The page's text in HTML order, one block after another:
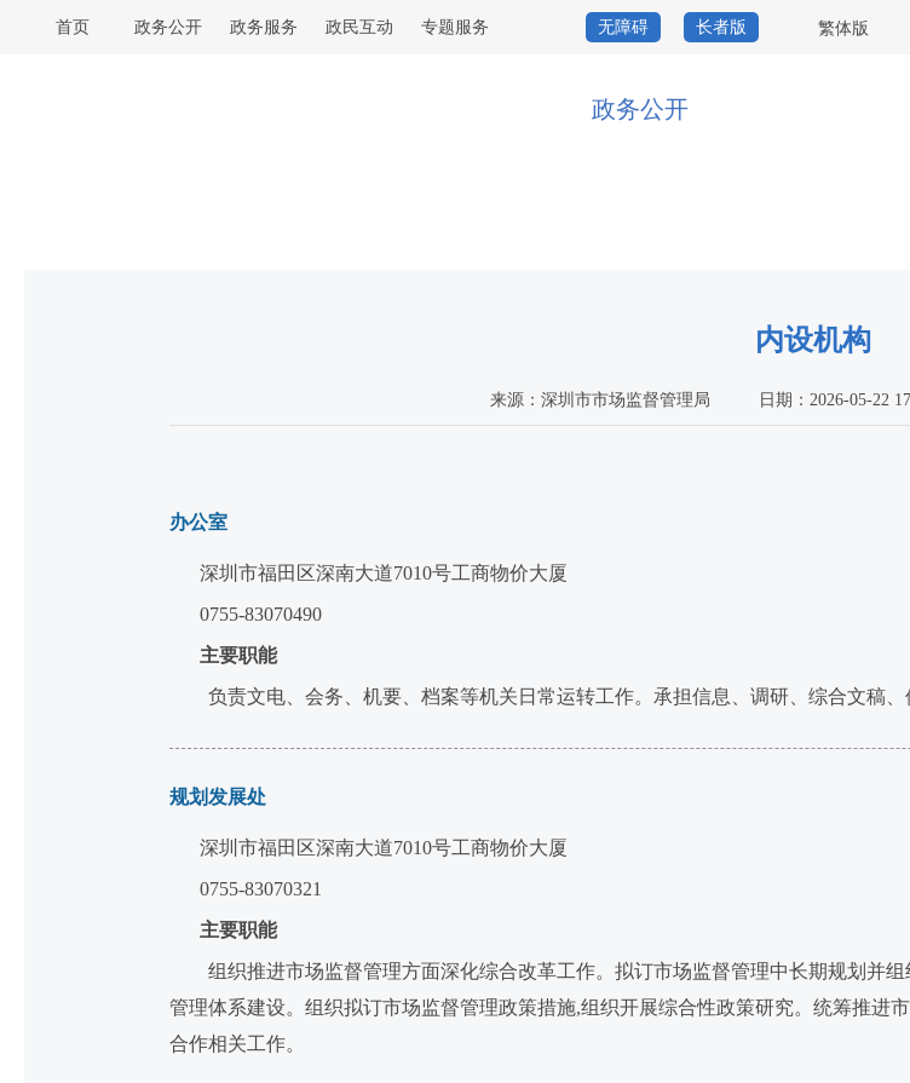
首页 政务公开 政务服务 政民互动 专题服务 无障碍 长者版 繁体版
政务公开
内设机构
来源： 深圳市市场监督管理局 日期：2026-05-22
办公室
深圳市福田区深南大道7010号工商物价大厦
0755-83070490
主要职能
负责文电、会务、机要、档案等机关日常运转工作。承担信息、调研、综合文稿
规划发展处
深圳市福田区深南大道7010号工商物价大厦
0755-83070321
主要职能
组织推进市场监督管理方面深化综合改革工作。拟订市场监督管理中长期规划并组
管理体系建设。组织拟订市场监督管理政策措施,组织开展综合性政策研究。统筹推进
合作相关工作。